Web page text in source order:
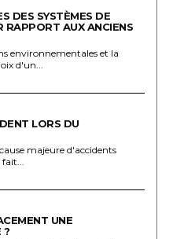
DES SYSTÈMES DE
RAPPORT AUX ANCIENS
environnementales et la
d'un...
LORS DU
majeure d'accidents
UNE
?